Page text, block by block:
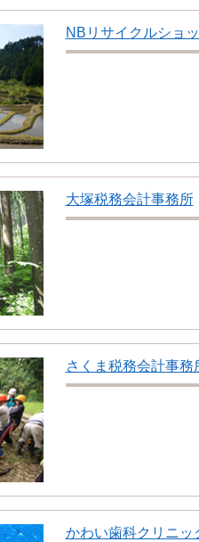
NBリサイクルショ
大塚税務会計事務所
さくま税務会計事務
かわい歯科クリニッ